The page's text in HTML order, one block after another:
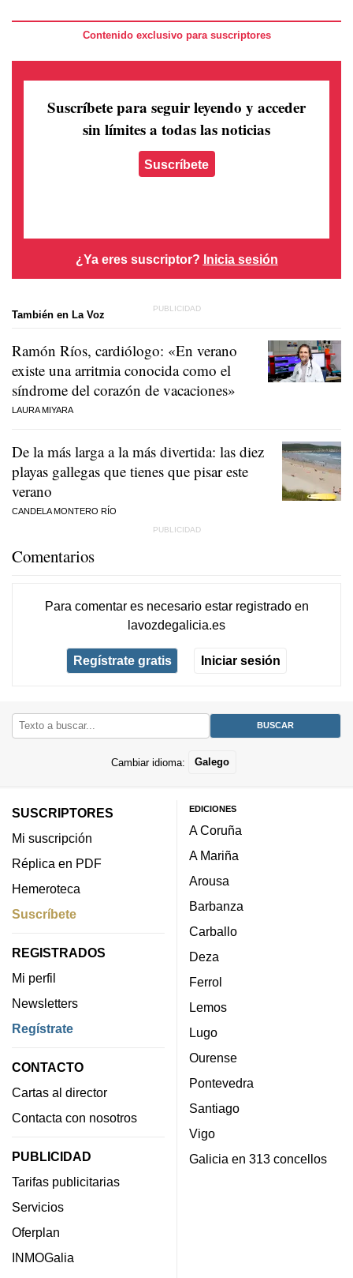
Contenido exclusivo para suscriptores
Suscríbete para seguir leyendo y acceder
sin límites a todas las noticias
Suscríbete
¿Ya eres suscriptor? Inicia sesión
También en La Voz
Ramón Ríos, cardiólogo: «En verano
existe una arritmia conocida como el
síndrome del corazón de vacaciones»
LAURA MIYARA
De la más larga a la más divertida: las diez
playas gallegas que tienes que pisar este
verano
CANDELA MONTERO RÍO
Comentarios
Para comentar es necesario estar registradoen
lavozdegalicia.es
Regístrate gratis Iniciar sesión
Cambiar idioma: Galego
SUSCRIPTORES
Mi suscripción
Réplica en PDF
Hemeroteca
Suscríbete
REGISTRADOS
Mi perfil
Newsletters
Regístrate
CONTACTO
Cartas al director
Contacta con nosotros
PUBLICIDAD
Tarifas publicitarias
Servicios
Oferplan
INMOGalia
EDICIONES
A Coruña
A Mariña
Arousa
Barbanza
Carballo
Deza
Ferrol
Lemos
Lugo
Ourense
Pontevedra
Santiago
Vigo
Galicia en 313 concellos